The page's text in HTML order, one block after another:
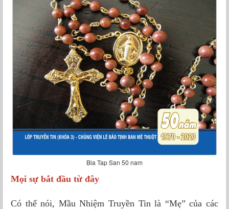
Bia Tap San 50 nam
Mọi sự bắt đầu từ đây
Có thể nói, Mầu Nhiệm Truyền Tin là “Mẹ” của các